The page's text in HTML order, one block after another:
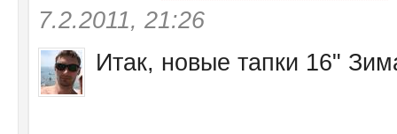
7.2.2011, 21:26
Итак, новые тапки 16"